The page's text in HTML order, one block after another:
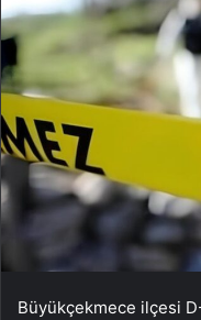
Büyükçekmece ilçesi